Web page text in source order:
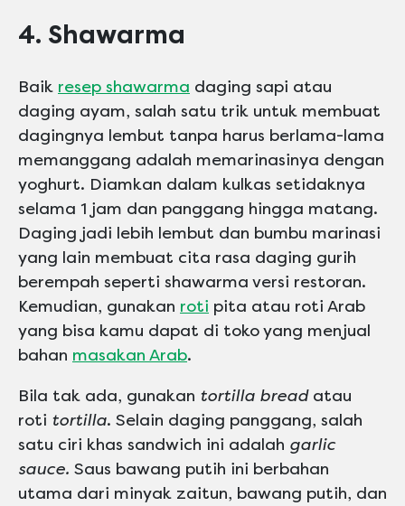
4. Shawarma
Baik resep shawarma daging sapi atau
daging ayam, salah satu trik untuk membuat
dagingnya lembut tanpa harus berlama-lama
memanggang adalah memarinasinya dengan
yoghurt. Diamkan dalam kulkas setidaknya
selama 1 jam dan panggang hingga matang.
Daging jadi lebih lembut dan bumbu marinasi
yang lain membuat cita rasa daging gurih
berempah seperti shawarma versi restoran.
Kemudian, gunakan roti pita atau roti Arab
yang bisa kamu dapat di toko yang menjual
bahan masakan Arab.
Bila tak ada, gunakan tortilla breadatau
roti tortilla. Selain daging panggang, salah
satu ciri khas sandwich ini adalah garlic
sauce. Saus bawang putih ini berbahan
utama dari minyak zaitun, bawang putih, dan